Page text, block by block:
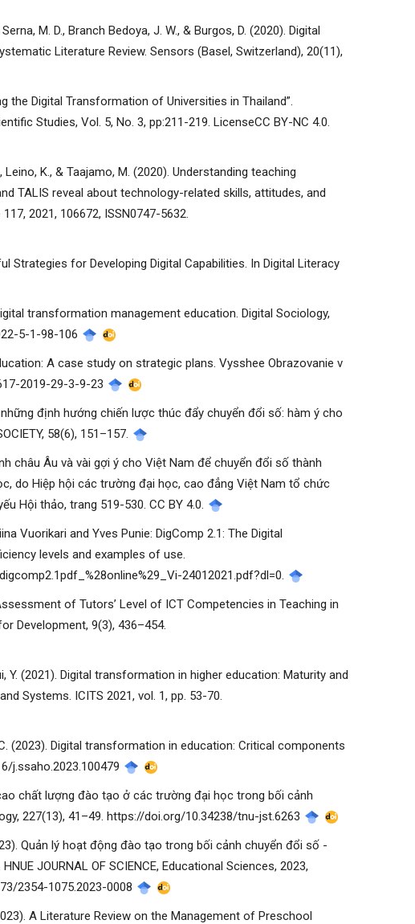
M. D., Branch Bedoya, J. W., & Burgos, D. (2020). Digital
Literature Review. Sensors (Basel, Switzerland), 20(11),
the Digital Transformation of Universities in Thailand”.
Studies, Vol. 5, No. 3, pp:211-219. LicenseCC BY-NC 4.0.
K., & Taajamo, M. (2020). Understanding teaching
TALIS reveal about technology-related skills, attitudes, and
2021, 106672, ISSN0747-5632.
Strategies for Developing Digital Capabilities. In Digital Literacy
transformation management education. Digital Sociology,
5-1-98-106
A case study on strategic plans. Vysshee Obrazovanie v
2019-29-3-9-23
những định hướng chiến lược thúc đẩy chuyển đổi số: hàm ý cho
58(6), 151–157.
châu Âu và vài gợi ý cho Việt Nam để chuyển đổi số thành
do Hiệp hội các trường đại học, cao đẳng Việt Nam tổ chức
Hội thảo, trang 519-530. CC BY 4.0.
Vuorikari and Yves Punie: DigComp 2.1: The Digital
levels and examples of use.
24012021.pdf?dl=0.
of Tutors’ Level of ICT Competencies in Teaching in
Development, 9(3), 436–454.
Y. (2021). Digital transformation in higher education: Maturity and
Systems. ICITS 2021, vol. 1, pp. 53-70.
(2023). Digital transformation in education: Critical components
j.ssaho.2023.100479
cao chất lượng đào tạo ở các trường đại học trong bối cảnh
227(13), 41–49. https://doi.org/10.34238/tnu-jst.6263
Quản lý hoạt động đào tạo trong bối cảnh chuyển đổi số -
JOURNAL OF SCIENCE, Educational Sciences, 2023,
2354-1075.2023-0008
A Literature Review on the Management of Preschool